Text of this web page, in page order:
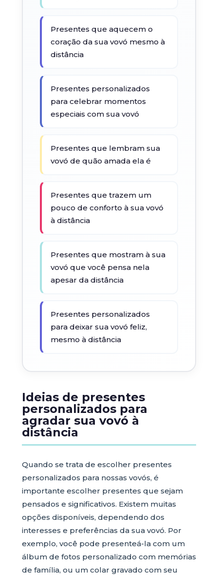
Presentes que aquecem o
coração da sua vovó mesmo à
distância
Presentes personalizados
para celebrar momentos
especiais com sua vovó
Presentes que lembram sua
vovó de quão amada ela é
Presentes que trazem um
pouco de conforto à sua vovó
à distância
Presentes que mostram à sua
vovó que você pensa nela
apesar da distância
Presentes personalizados
para deixar sua vovó feliz,
mesmo à distância
Ideias de presentes
personalizados para
agradar sua vovó à
distância
Quando se trata de escolher presentes
personalizados para nossas vovós, é
importante escolher presentes que sejam
pensados e significativos. Existem muitas
opções disponíveis, dependendo dos
interesses e preferências da sua vovó. Por
exemplo, você pode presenteá-la com um
álbum de fotos personalizado com memórias
de família, ou um colar gravado com seu